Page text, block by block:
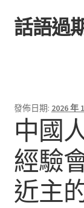
跳
至
跳
至
話語過
發佈日期: 2026 年
中國
經驗
近主